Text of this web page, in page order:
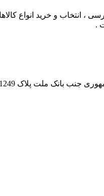
، انتخاب و خرید انواع
.
1249 ساختمان کشمیر طبقه سوم واحد 2